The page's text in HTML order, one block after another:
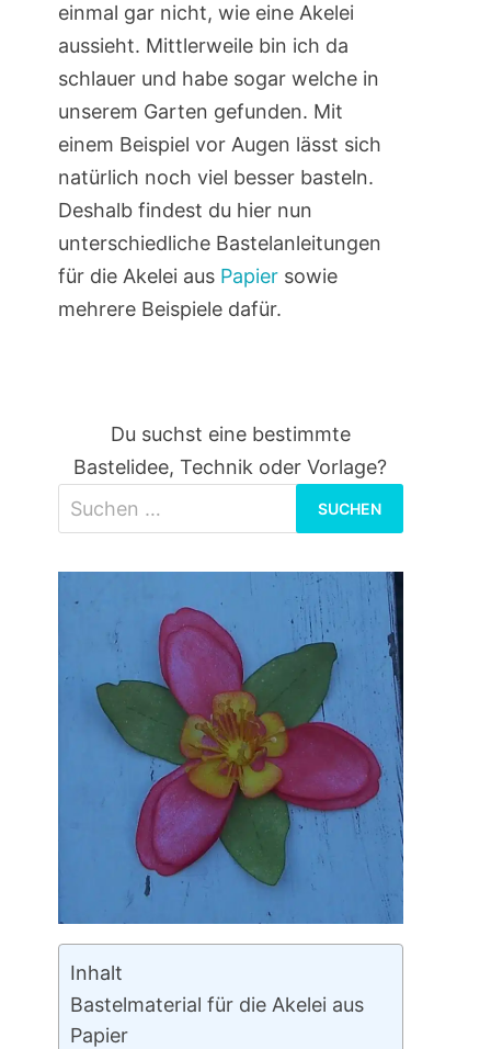
einmal gar nicht, wie eine Akelei
aussieht. Mittlerweile bin ich da
schlauer und habe sogar welche in
unserem Garten gefunden. Mit
einem Beispiel vor Augen lässt sich
natürlich noch viel besser basteln.
Deshalb findest du hier nun
unterschiedliche Bastelanleitungen
für die Akelei aus Papiersowie
mehrere Beispiele dafür.
Du suchst eine bestimmte
Bastelidee, Technik oder Vorlage?
nach:
Inhalt
Bastelmaterial für die Akelei aus
Papier